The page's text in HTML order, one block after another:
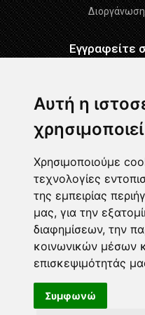
Αυτή η
Χρησιμοποιούμε
τεχνολογίες
της εμπειρίας
μας, για την
διαφημίσεων, την
κοινωνικών μέσων
επισκεψιμότητάς
Συμφωνώ
Εγγραφείτε
Διάβασα και
© All Rights